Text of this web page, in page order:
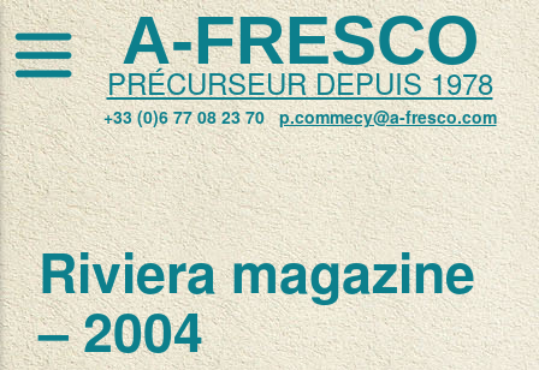
A-FRESCO
PRÉCURSEUR DEPUIS 1978
+33 (0)6 77 08 23 70p.commecy@a-fresco.com
Riviera magazine
– 2004